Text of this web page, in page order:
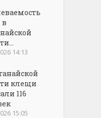
14:13
клещи
116
15:05